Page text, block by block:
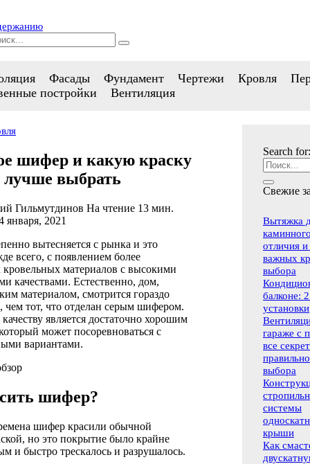
Фасады Фундамент Чертежи Кровля
постройки
Вентиляция
шифер и какую краску
лучше выбрать
Гильмутдинов На чтение 13 мин.
января, 2021
вытесняется с рынка и это
всего, с появлением более
материалов с высокими
качествами. Естественно, дом,
материалом, смотрится гораздо
тот, что отделан серым шифером.
является достаточно хорошим
может посоревноваться с
вариантами.
шифер?
шифер красили обычной
но это покрытие было крайне
и быстро трескалось и разрушалось.
Search for:
Свежие
Вытяжка
отличия и
важных
выбора
балконе:
установки
гараже с
все
выбора
системы
крыши
Как